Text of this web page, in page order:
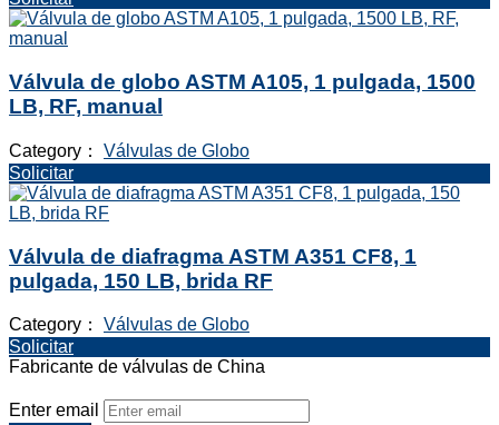
Válvula de globo ASTM A105, 1 pulgada, 1500
LB, RF, manual
Category： Válvulas de Globo
Solicitar
Válvula de diafragma ASTM A351 CF8, 1
pulgada, 150 LB, brida RF
Category： Válvulas de Globo
Solicitar
Fabricante de válvulas de China
Enter email